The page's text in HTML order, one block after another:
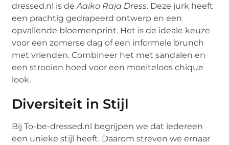
dressed.nl is deAaiko Raja Dress. Deze jurk heeft
een prachtig gedrapeerd ontwerp en een
opvallende bloemenprint. Het is de ideale keuze
voor een zomerse dag of een informele brunch
met vrienden. Combineer het met sandalen en
een strooien hoed voor een moeiteloos chique
look.
Diversiteit in Stijl
Bij To-be-dressed.nl begrijpen we dat iedereen
een unieke stijl heeft. Daarom streven we ernaar